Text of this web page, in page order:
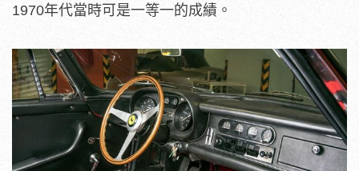
1970年代當時可是一等一的成績。